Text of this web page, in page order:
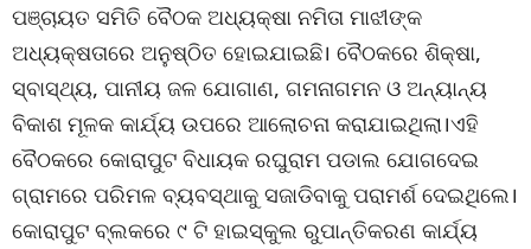
ପଞ୍ଚାୟତ ସମିତି ବୈଠକ ଅଧ୍ୟକ୍ଷା ନମିତା ମାଝୀଙ୍କ
ଅଧ୍ୟକ୍ଷତାରେ ଅନୁଷ୍ଠିତ ହୋଇଯାଇଛି। ବୈଠକରେ ଶିକ୍ଷା,
ସ୍ବାସ୍ଥ୍ୟ, ପାନୀୟ ଜଳ ଯୋଗାଣ, ଗମନାଗମନ ଓ ଅନ୍ୟାନ୍ୟ
ବିକାଶ ମୂଳକ କାର୍ଯ୍ୟ ଉପରେ ଆଲୋଚନା କରାଯାଇଥିଲା।ଏହି
ବୈଠକରେ କୋରାପୁଟ ବିଧାୟକ ରଘୁରାମ ପଡାଲ ଯୋଗଦେଇ
ଗ୍ରାମରେ ପରିମଳ ବ୍ୟବସ୍ଥାକୁ ସଜାଡିବାକୁ ପରାମର୍ଶ ଦେଇଥିଲେ।
କୋରାପୁଟ ବ୍ଲକରେ ୯ ଟି ହାଇସ୍କୁଲ ରୁପାନ୍ତିକରଣ କାର୍ଯ୍ୟ